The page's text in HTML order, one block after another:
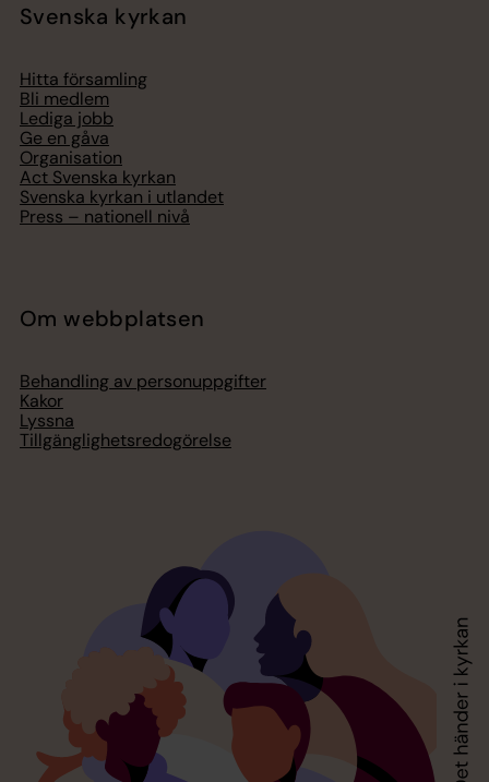
Svenska kyrkan
Hitta församling
Bli medlem
Lediga jobb
Ge en gåva
Organisation
Act Svenska kyrkan
Svenska kyrkan i utlandet
Press – nationell nivå
Om webbplatsen
Behandling av personuppgifter
Kakor
Lyssna
Tillgänglighetsredogörelse